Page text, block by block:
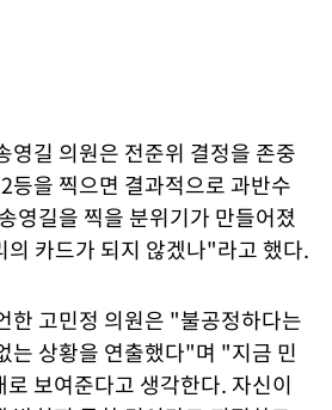
영길 의원은 전준위 결정을 존중
등을 찍으면 결과적으로 과반수
영길을 찍을 분위기가 만들어졌
카드가 되지 않겠나"라고 했다.
한 고민정 의원은 "불공정하다는
는 상황을 연출했다"며 "지금 민
보여준다고 생각한다. 자신이